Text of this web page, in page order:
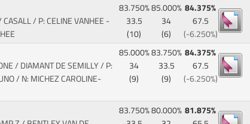
/ P: CELINE VANHEE -
83.750%
33.5
(10)
85.000%
34
(6)
84.375%
67.5
(-6.250%)
/ DIAMANT DE SEMILLY/ P:
/ N: MICHEZ CAROLINE-
85.000%
34
(9)
83.750%
33.5
(9)
84.375%
67.5
(-6.250%)
83.750%80.000% 81.875%